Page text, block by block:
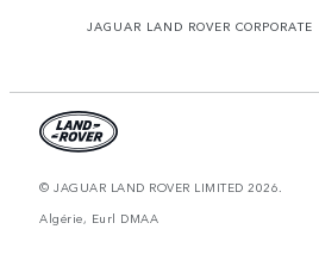
JAGUAR LAND ROVER CORPORATE
© JAGUAR LAND ROVER LIMITED 2026.
Algérie, Eurl DMAA